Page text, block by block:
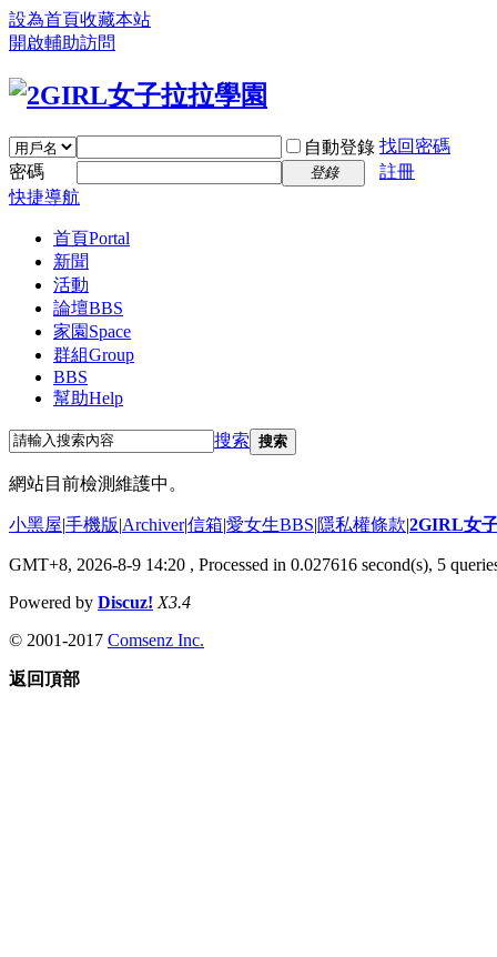
設為首頁收藏本站
開啟輔助訪問
自動登錄 找回密碼
密碼
登錄
註冊
快捷導航
首頁Portal
新聞
活動
論壇BBS
家園 Space
群組Group
BBS
幫助Help
搜索 搜索
網站目前檢測維護中。
小黑屋|手機版|Archiver|信箱|愛女生BBS|隱私權條款|2GIRL女
GMT+8, 2026-8-9 14:20 , Processed in 0.027616 second(s), 5
Powered by Discuz! X3.4
© 2001-2017 Comsenz Inc.
返回頂部